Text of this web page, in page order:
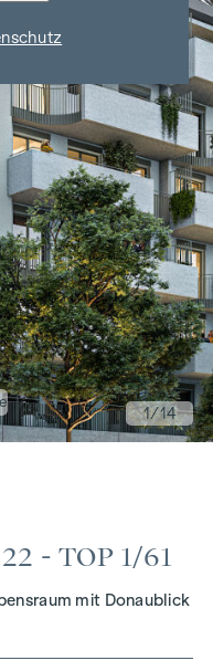
1/14
- TOP 1/61
mit Donaublick